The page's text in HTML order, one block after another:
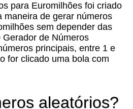
para Euromilhões foi criado
maneira de gerar números
sem depender das
de Números
principais, entre 1 e
for clicado uma bola com
aleatórios?